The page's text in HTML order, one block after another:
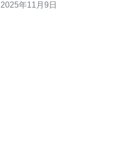
深入探讨日本高仿VPS服务对私
2025年11月9日